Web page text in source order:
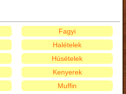
Fagyi
Halételek
Húsételek
Kenyerek
Muffin